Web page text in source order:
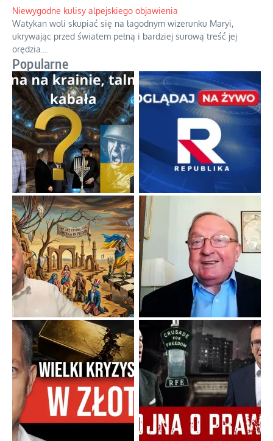
Niewygodne kulisy alpejskiego objawienia
Watykan woli skupiać się na łagodnym wizerunku Maryi,
ukrywając przed światem pełną i bardziej surową treść jej
orędzia.
Popularne